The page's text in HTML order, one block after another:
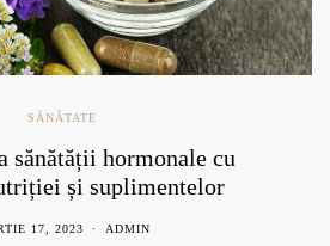
SĂNĂTATE
sănătății hormonale cu
și suplimentelor
17, 2023 ADMIN